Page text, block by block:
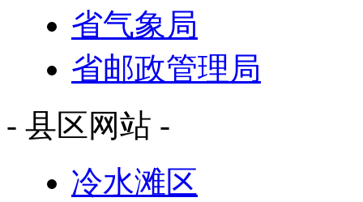
省气象局
省邮政管理局
- 县区网站 -
冷水滩区